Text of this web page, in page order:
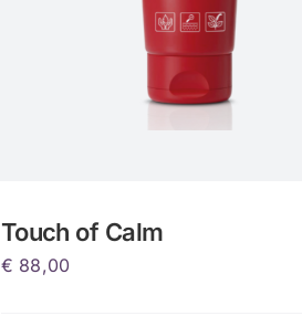
Touch of Calm
€ 88,00